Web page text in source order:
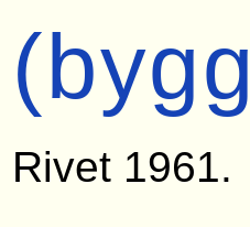
Rivet 1961.